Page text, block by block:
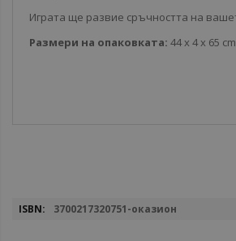
Играта ще развие сръчността на
Размери на опаковката: 44 х 4 х 65 cm
Повече
3700217320751-оказион